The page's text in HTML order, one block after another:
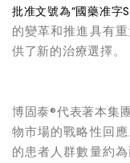
批准文號為“國藥准字
的變革和推進具有
供了新的治療選擇。
博固泰®代表著本集
物市場的戰略性回
的患者人群數量約